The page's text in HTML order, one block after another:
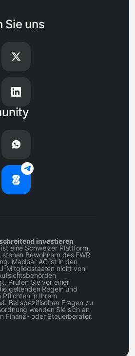
Sie uns
investieren
ist eine Schweizer Plattform.
stehen Bewohnern des EWR
Maclear AG ist in den
Mitgliedstaaten nicht von
Prüfen Sie vor einer
geltenden Regeln und
Pflichten in Ihrem
Bei spezifischen Fragen zu
wenden Sie sich an
Finanz- oder Steuerberater.